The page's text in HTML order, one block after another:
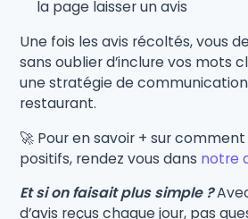
la page laisser un avis
Une fois les avis récoltés, vous
sans oublier d’inclure vos mots
une stratégie de
restaurant.
🚀 Pour en savoir + sur
positifs, rendez vous dans notre
Et si on faisait plus simple ?
d’avis reçus chaque jour, pas